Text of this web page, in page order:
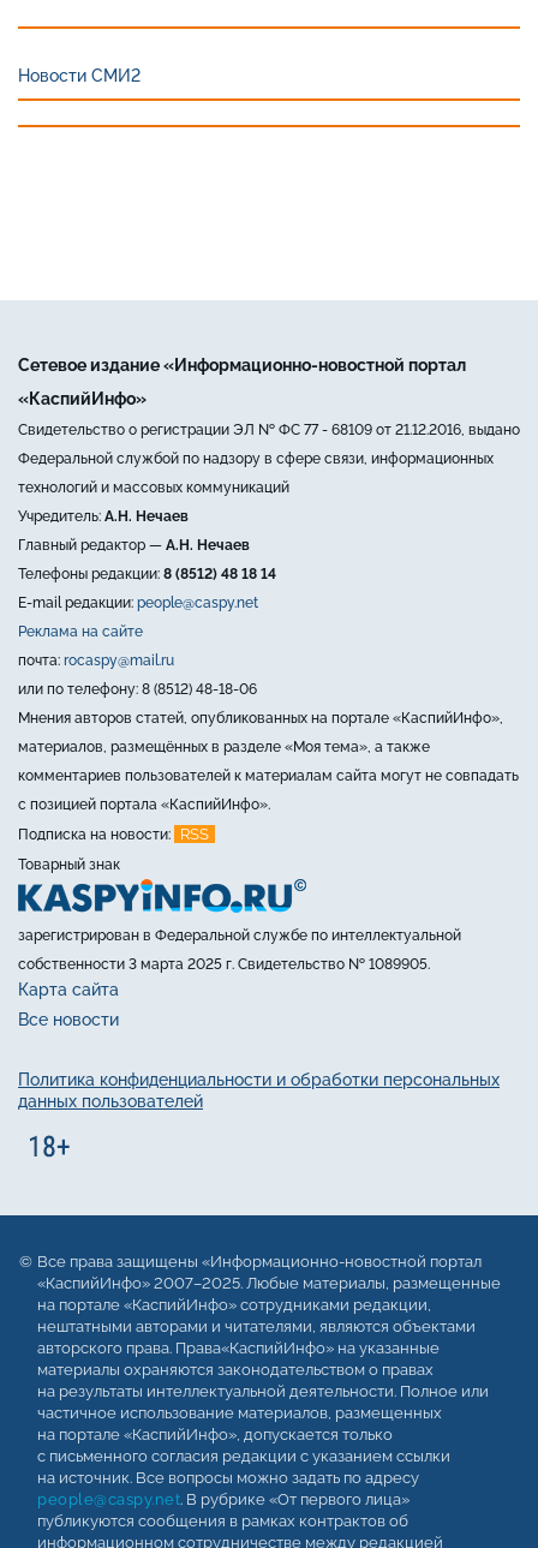
Новости СМИ2
Сетевое издание «Информационно-новостной портал
«КаспийИнфо»
Свидетельство о регистрации ЭЛ № ФС 77 - 68109 от 21.12.2016, выдано
Федеральной службой по надзору в сфере связи, информационных
технологий и массовых коммуникаций
Учредитель: А.Н. Нечаев
Главный редактор — А.Н. Нечаев
Телефоны редакции: 8 (8512) 48 18 14
E-mail редакции: people@caspy.net
Реклама на сайте
почта: rocaspy@mail.ru
или по телефону: 8 (8512) 48-18-06
Мнения авторов статей, опубликованных на портале «КаспийИнфо»,
материалов, размещённых в разделе «Моя тема», а также
комментариев пользователей к материалам сайта могут не совпадать
с позицией портала «КаспийИнфо».
Подписка на новости:
RSS
Товарный знак
зарегистрирован в Федеральной службе по интеллектуальной
собственности 3 марта 2025 г. Свидетельство № 1089905.
Карта сайта
Все новости
Политика конфиденциальности и обработки персональных
данных пользователей
Все права защищены «Информационно-новостной портал
«КаспийИнфо» 2007–2025. Любые материалы, размещенные
на портале «КаспийИнфо» сотрудниками редакции,
нештатными авторами и читателями, являются объектами
авторского права. Права«КаспийИнфо» на указанные
материалы охраняются законодательством о правах
на результаты интеллектуальной деятельности. Полное или
частичное использование материалов, размещенных
на портале «КаспийИнфо», допускается только
с письменного согласия редакции с указанием ссылки
на источник. Все вопросы можно задать по адресу
people@caspy.net. В рубрике «От первого лица»
публикуются сообщения в рамках контрактов об
информационном сотрудничестве между редакцией